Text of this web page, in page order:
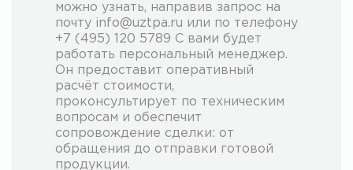
можно узнать, направив запрос на
почту info@uztpa.ru или по телефону
+7 (495) 120 5789 С вами будет
работать персональный менеджер.
Он предоставит оперативный
расчёт стоимости,
проконсультирует по техническим
вопросам и обеспечит
сопровождение сделки: от
обращения до отправки готовой
продукции.